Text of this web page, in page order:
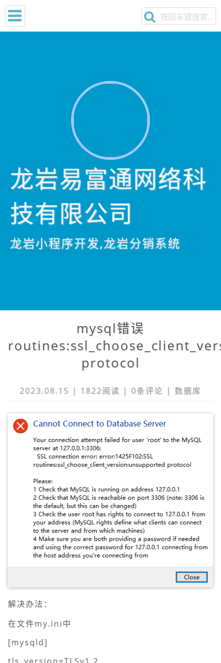
龙岩易富通网络科
技有限公司
龙岩小程序开发,龙岩分销系统
mysql错误
protocol
2023.08.15 | 1822阅读 | 0条评论 | 数据库
解决办法：
在文件my.ini中
[mysqld]